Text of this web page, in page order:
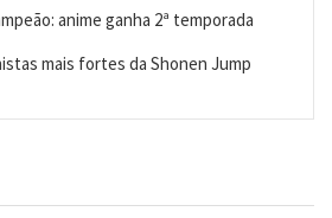
anime ganha 2ª temporada
mais fortes da Shonen Jump